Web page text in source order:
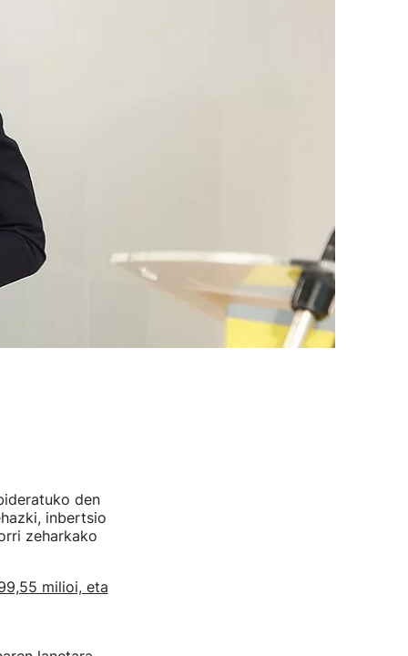
den
inbertsio
zeharkako
milioi, eta